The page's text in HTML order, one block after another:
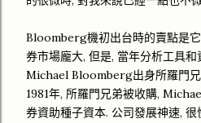
Bloomberg機初出台時的賣點是
券市場龐大, 但是, 當年分析工具
Michael Bloomberg出身所羅門
1981年, 所羅門兄弟被收購,
券資助種子資本. 公司發展神速,